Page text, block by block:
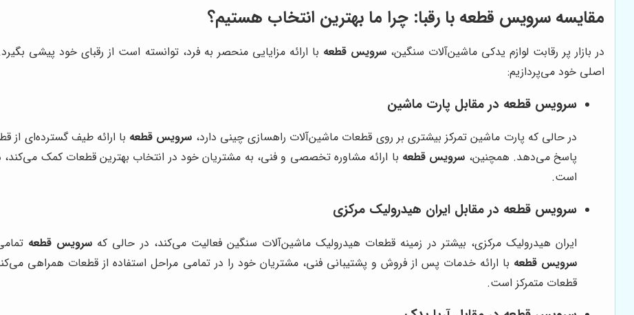
مقایسه سرویس قطعه با رقبا: چرا ما بهترین انتخاب هستیم؟
در بازار پر رقابت لوازم یدکی ماشین‌آلات سنگین،سرویس قطعه با ارائه مزایایی منحصر به فرد، توانسته است از رقبای خود پیشی
اصلی خود می‌پردازیم:
سرویس قطعه در مقابل پارت ماشین
در حالی که پارت ماشین تمرکز بیشتری بر روی قطعات ماشین‌آلات راهسازی چینی دارد، سرویس قطعه با ارائه طیف گسترده‌ای از
پاسخ می‌دهد. همچنین، سرویس قطعه با ارائه مشاوره تخصصی و فنی، به مشتریان خود در انتخاب بهترین قطعات کمک
است.
سرویس قطعه در مقابل ایران هیدرولیک مرکزی
ایران هیدرولیک مرکزی، بیشتر در زمینه قطعات هیدرولیک ماشین‌آلات سنگین فعالیت می‌کند، در حالی که سرویس قطعه
سرویس قطعه با ارائه خدمات پس از فروش و پشتیبانی فنی، مشتریان خود را در تمامی مراحل استفاده از قطعات همراهی
قطعات متمرکز است.